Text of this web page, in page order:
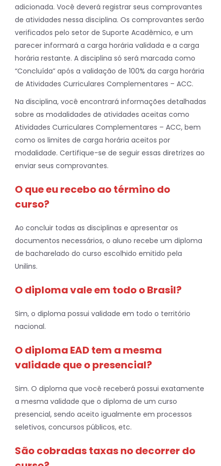
adicionada. Você deverá registrar seus comprovantes
de atividades nessa disciplina. Os comprovantes serão
verificados pelo setor de Suporte Acadêmico, e um
parecer informará a carga horária validada e a carga
horária restante. A disciplina só será marcada como
“Concluída” após a validação de 100% da carga horária
de Atividades Curriculares Complementares – ACC.
Na disciplina, você encontrará informações detalhadas
sobre as modalidades de atividades aceitas como
Atividades Curriculares Complementares – ACC, bem
como os limites de carga horária aceitos por
modalidade. Certifique-se de seguir essas diretrizes ao
enviar seus comprovantes.
O que eu recebo ao término do
curso?
Ao concluir todas as disciplinas e apresentar os
documentos necessários, o aluno recebe um diploma
de bacharelado do curso escolhido emitido pela
Unilins.
O diploma vale em todo o Brasil?
Sim, o diploma possui validade em todo o território
nacional.
O diploma EAD tem a mesma
validade que o presencial?
Sim. O diploma que você receberá possui exatamente
a mesma validade que o diploma de um curso
presencial, sendo aceito igualmente em processos
seletivos, concursos públicos, etc.
São cobradas taxas no decorrer do